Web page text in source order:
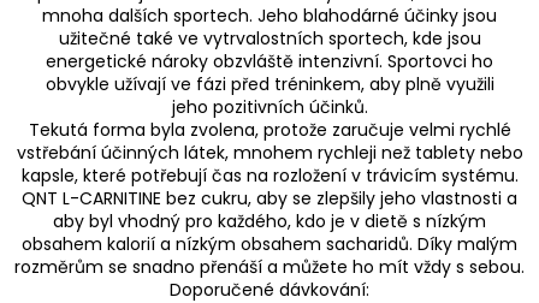
mnoha dalších sportech. Jeho blahodárné účinky jsou
užitečné také ve vytrvalostních sportech, kde jsou
energetické nároky obzvláště intenzivní. Sportovci ho
obvykle užívají ve fázi před tréninkem, aby plně využili
jeho pozitivních účinků.
Tekutá forma byla zvolena, protože zaručuje velmi rychlé
vstřebání účinných látek, mnohem rychleji než tablety nebo
kapsle, které potřebují čas na rozložení v trávicím systému.
QNT L-CARNITINE bez cukru, aby se zlepšily jeho vlastnosti a
aby byl vhodný pro každého, kdo je v dietě s nízkým
obsahem kalorií a nízkým obsahem sacharidů. Díky malým
rozměrům se snadno přenáší a můžete ho mít vždy s sebou.
Doporučené dávkování: